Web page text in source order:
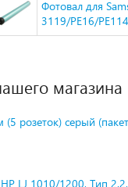
Фотовал для
3119/PE16/
магазина
розеток) серый
LJ 1010/1200, Тип